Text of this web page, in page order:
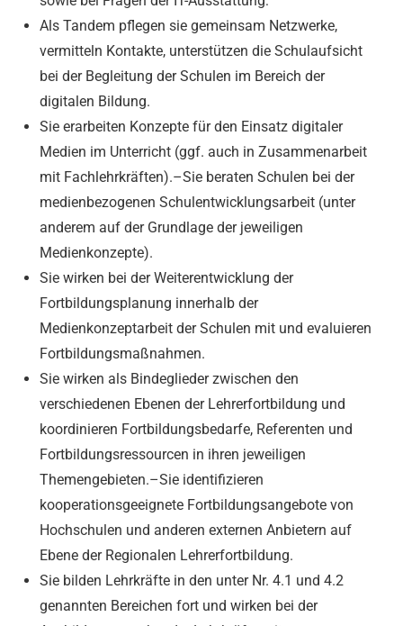
Als Tandem pflegen sie gemeinsam Netzwerke,
vermitteln Kontakte, unterstützen die Schulaufsicht
bei der Begleitung der Schulen im Bereich der
digitalen Bildung.
Sie erarbeiten Konzepte für den Einsatz digitaler
Medien im Unterricht (ggf. auch in Zusammenarbeit
mit Fachlehrkräften).–Sie beraten Schulen bei der
medienbezogenen Schulentwicklungsarbeit (unter
anderem auf der Grundlage der jeweiligen
Medienkonzepte).
Sie wirken bei der Weiterentwicklung der
Fortbildungsplanung innerhalb der
Medienkonzeptarbeit der Schulen mit und evaluieren
Fortbildungsmaßnahmen.
Sie wirken als Bindeglieder zwischen den
verschiedenen Ebenen der Lehrerfortbildung und
koordinieren Fortbildungsbedarfe, Referenten und
Fortbildungsressourcen in ihren jeweiligen
Themengebieten.–Sie identifizieren
kooperationsgeeignete Fortbildungsangebote von
Hochschulen und anderen externen Anbietern auf
Ebene der Regionalen Lehrerfortbildung.
Sie bilden Lehrkräfte in den unter Nr. 4.1 und 4.2
genannten Bereichen fort und wirken bei der